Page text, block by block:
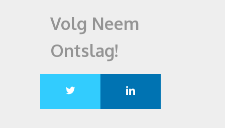
Volg Neem
Ontslag!